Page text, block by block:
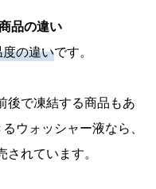
品の違い
度の違いです。
後で凍結する商品もあ
ウォッシャー液なら、
れています。